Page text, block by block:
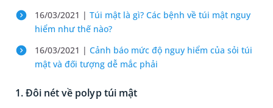
16/03/2021 | Túi mật là gì? Các bệnh về túi mật nguy
hiểm như thế nào?
16/03/2021 | Cảnh báo mức độ nguy hiểm của sỏi túi
mật và đối tượng dễ mắc phải
1. Đôi nét về polyp túi mật